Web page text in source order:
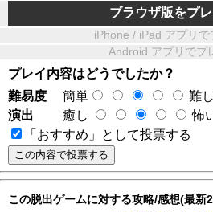
ブラウザ版をプ
iPhone / iPad アプリで
Android アプリでプ
プレイ内容はどうでしたか？
難易度
簡単
難
演出
癒し
怖
「おすすめ」として投票する
この脱出ゲームに対する攻略/感想(最新